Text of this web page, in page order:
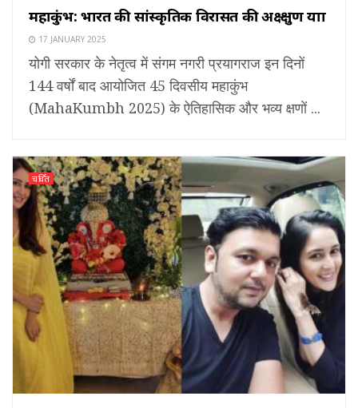
महाकुंभ: भारत की सांस्कृतिक विरासत की अक्ष्क्षुण यात्रा
17 JANUARY 2025
योगी सरकार के नेतृत्व में संगम नगरी प्रयागराज इन दिनों
144 वर्षों बाद आयोजित 45 दिवसीय महाकुंभ
(MahaKumbh 2025) के ऐतिहासिक और भव्य क्षणों ...
चर्चित